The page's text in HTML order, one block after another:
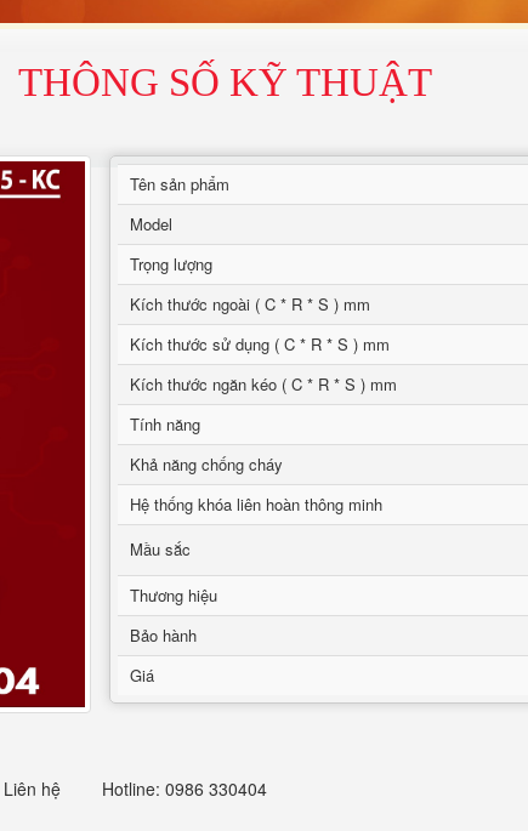
THÔNG SỐ KỸ THUẬT
Tên sản phẩm
Model
Trọng lượng
Kích thước ngoài ( C * R * S ) mm
Kích thước sử dụng ( C * R * S ) mm
Kích thước ngăn kéo ( C * R * S ) mm
Tính năng
Khả năng chống cháy
Hệ thống khóa liên hoàn thông minh
Mầu sắc
Thương hiệu
Bảo hành
Giá
Liên hệ Hotline: 0986 330404